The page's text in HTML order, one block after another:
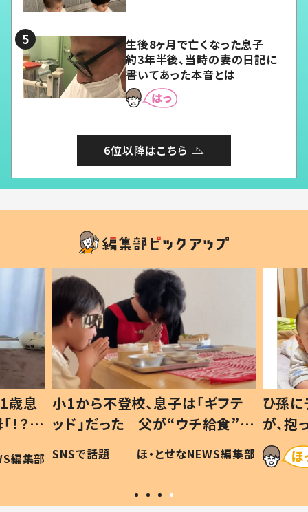
生後8ヶ月で亡くなった息子
約3年半後、当時の妻の日記に
書いてあった本音とは
6位以降はこちら
歳息
？」
編集部
小1から不登校、息子は「ギフテ
ッド」だった 父が“ウチ給食”を
作り続ける理由とは #令和の親
#令和の子
SNSで話題 ほ・とせなNEWS編集部
ひ孫
が、
「涙が
い」